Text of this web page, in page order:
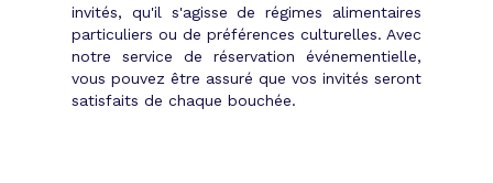
invités, qu'il s'agisse de régimes alimentaires
particuliers ou de préférences culturelles. Avec
notre service de réservation événementielle,
vous pouvez être assuré que vos invités seront
satisfaits de chaque bouchée.